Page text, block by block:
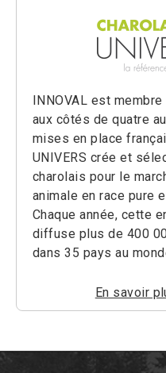
INNOVAL est membre
aux côtés de quatre
mises en place
UNIVERS crée et
charolais pour le
animale en race pure
Chaque année, cette
diffuse plus de 400
dans 35 pays au
En savoir